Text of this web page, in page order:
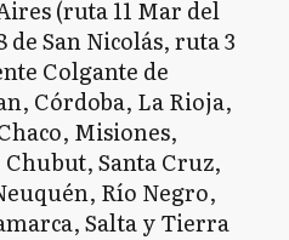
(ruta 11 Mar del
de San Nicolás, ruta 3
Colgante de
Córdoba, La Rioja,
Misiones,
Santa Cruz,
Río Negro,
Salta y Tierra